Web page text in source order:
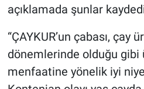
açıklamada şunlar
“ÇAYKUR’un çabası, çay
dönemlerinde olduğu
menfaatine yönelik iyi